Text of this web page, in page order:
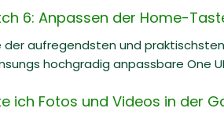
6: Anpassen der Home-
der aufregendsten und
hochgradig anpassbare One
ich Fotos und Videos in der